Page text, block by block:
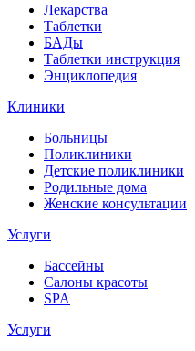
Лекарства
Таблетки
БАДы
Таблетки инструкция
Энциклопедия
Клиники
Больницы
Поликлиники
Детские поликлиники
Родильные дома
Женские консультации
Услуги
Бассейны
Салоны красоты
SPA
Услуги